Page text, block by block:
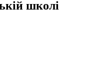
школі